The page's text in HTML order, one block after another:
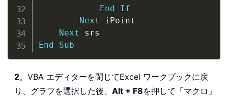
End
If
Next iPoint
Next
End
Sub
2。VBA エディターを閉じてExcel ワークブックに戻
り、グラフを選択した後、 Alt + F8を押して「マクロ」